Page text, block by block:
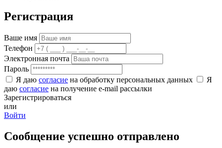
Регистрация
Ваше имя
Телефон
Электронная почта
Пароль
Я даю согласие на обработку персональных данных
Я
даю согласие на получение e-mail рассылки
Зарегистрироваться
или
Войти
Сообщение успешно отправлено